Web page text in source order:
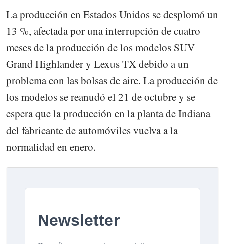
La producción en Estados Unidos se desplomó un
13 %, afectada por una interrupción de cuatro
meses de la producción de los modelos SUV
Grand Highlander y Lexus TX debido a un
problema con las bolsas de aire. La producción de
los modelos se reanudó el 21 de octubre y se
espera que la producción en la planta de Indiana
del fabricante de automóviles vuelva a la
normalidad en enero.